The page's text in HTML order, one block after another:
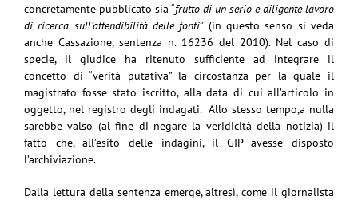
concretamente pubblicato sia “frutto di un serio e diligente lavoro
di ricerca sull’attendibilità delle fonti” (in questo senso si veda
anche Cassazione, sentenza n. 16236 del 2010). Nel caso di
specie, il giudice ha ritenuto sufficiente ad integrare il
concetto di “verità putativa” la circostanza per la quale il
magistrato fosse stato iscritto, alla data di cui all’articolo in
oggetto, nel registro degli indagati. Allo stesso tempo,a nulla
sarebbe valso (al fine di negare la veridicità della notizia) il
fatto che, all’esito delle indagini, il GIP avesse disposto
l’archiviazione.
Dalla lettura della sentenza emerge, altresì, come il giornalista